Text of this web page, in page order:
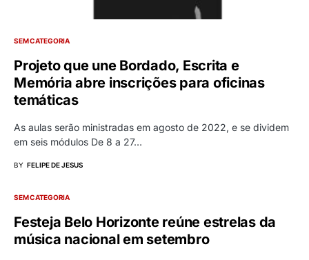
SEM CATEGORIA
Projeto que une Bordado, Escrita e
Memória abre inscrições para oficinas
temáticas
As aulas serão ministradas em agosto de 2022, e se dividem
em seis módulos De 8 a 27…
BY FELIPE DE JESUS
SEM CATEGORIA
Festeja Belo Horizonte reúne estrelas da
música nacional em setembro